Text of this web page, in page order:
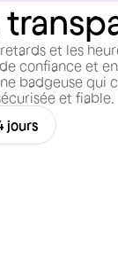
et les
confiance et
badgeuse qui
et fiable.
jours